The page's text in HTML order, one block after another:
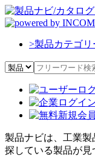
>製品カテゴリ
製品ナビは、工業製
探している製品が見